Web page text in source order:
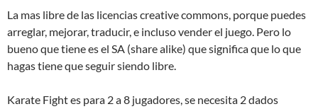
La mas libre de las licencias creative commons, porque puedes
arreglar, mejorar, traducir, e incluso vender el juego. Pero lo
bueno que tiene es el SA (share alike) que significa que lo que
hagas tiene que seguir siendo libre.
Karate Fight es para 2 a 8 jugadores, se necesita 2 dados